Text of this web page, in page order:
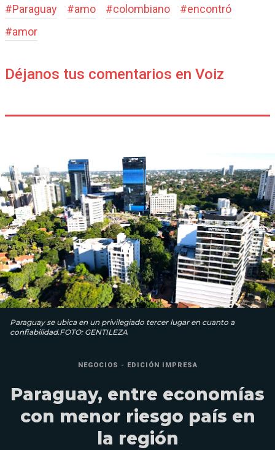
#Paraguay #amo #colombiano #encontró
#amor
Déjanos tus comentarios en Voiz
Paraguay se ubica en un privilegiado tercer lugar en cuanto a
confiabilidad.FOTO: GENTILEZA
NEGOCIOS - EDICIÓN IMPRESA
Paraguay, entre economías
con menor riesgo país en
la región